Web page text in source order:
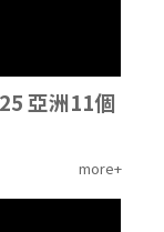
亞洲11個
more+